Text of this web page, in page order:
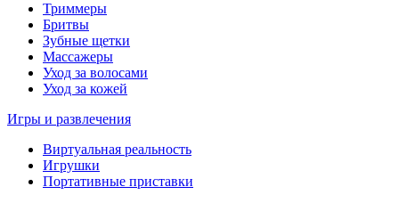
Триммеры
Бритвы
Зубные щетки
Массажеры
Уход за волосами
Уход за кожей
Игры и развлечения
Виртуальная реальность
Игрушки
Портативные приставки